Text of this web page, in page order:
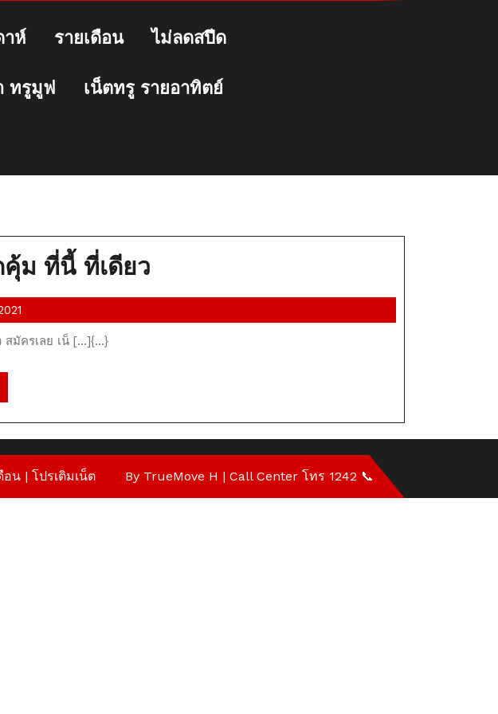
าห์ รายเดือน ไม่ลดสปีด
ทรูมูฟ เน็ตทรู รายอาทิตย์
ม ที่นี้ ที่เดียว
เน็ต
ทรู
คุ้ม
ที่
นี้
27,
2021
มัครเลย เน็ […]{...}
By TrueMove H | Call Center โทร 1242 📞
อน | โปรเติมเน็ต